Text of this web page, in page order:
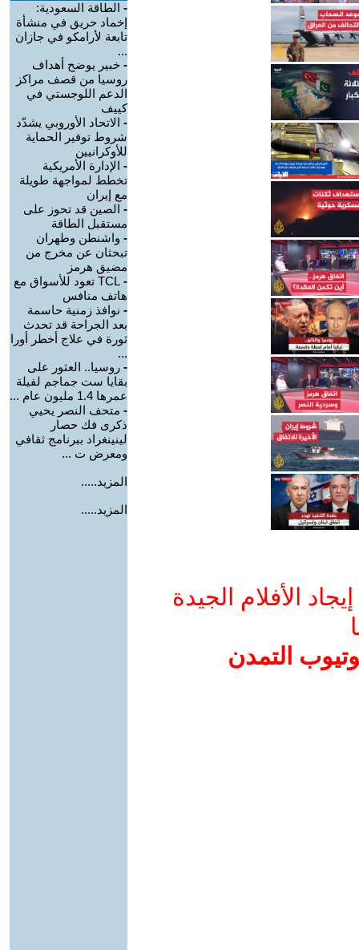
الأفلام الجيدة
التمدن
- الطاقة السعودية:
إخماد حريق في منشأة
تابعة لأرامكو في جازان
...
- خبير يوضح أهداف
روسيا من قصف مراكز
الدعم اللوجستي في
كييف
- الاتحاد الأوروبي يشدّد
شروط توفير الحماية
للأوكرانيين
- الإدارة الأمريكية
تخطط لمواجهة طويلة
مع إيران
- الصين قد تحوز على
مستقبل الطاقة
- واشنطن وطهران
تبحثان عن مخرج من
مضيق هرمز
-
TCL تعود للأسواق مع
هاتف منافس
- نوافذ زمنية حاسمة
بعد الجراحة قد تحدث
ثورة في علاج أخطر أورا
...
- روسيا.. العثور على
بقايا ست جماجم لفيلة
عمرها 1.4 مليون عام ...
- متحف النصر يحيي
ذكرى فك حصار
لينينغراد ببرنامج ثقافي
ومعرض ت ...
المزيد.....
المزيد.....